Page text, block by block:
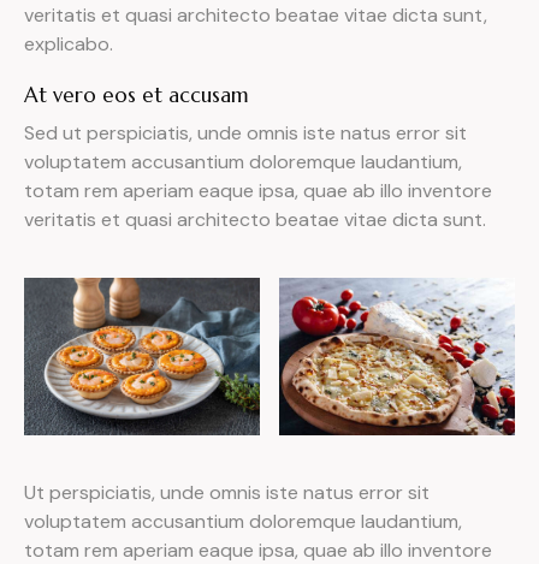
veritatis et quasi architecto beatae vitae dicta sunt,
explicabo.
At vero eos et accusam
Sed ut perspiciatis, unde omnis iste natus error sit
voluptatem accusantium doloremque laudantium,
totam rem aperiam eaque ipsa, quae ab illo inventore
veritatis et quasi architecto beatae vitae dicta sunt.
Ut perspiciatis, unde omnis iste natus error sit
voluptatem accusantium doloremque laudantium,
totam rem aperiam eaque ipsa, quae ab illo inventore